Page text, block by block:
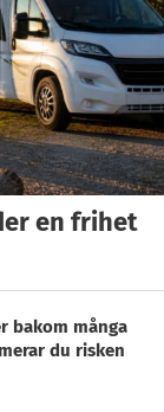
en frihet
bakom många
du risken